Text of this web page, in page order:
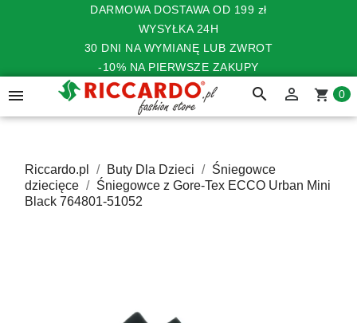
DARMOWA DOSTAWA OD 199 zł
WYSYŁKA 24H
30 DNI NA WYMIANĘ LUB ZWROT
-10% NA PIERWSZE ZAKUPY
 search  shopping_cart 0
Riccardo.pl Buty Dla Dzieci
Śniegowce
dziecięce
Śniegowce z Gore-Tex ECCO Urban Mini
Black 764801-51052